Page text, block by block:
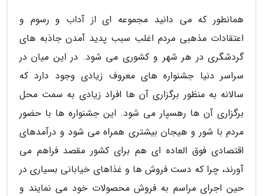
همانطور که می دانید مجموعه ای از آداب و رسوم و
اعتقادات مذهبی مردم اغلب سبب پدید آمدن جاذبه های
گردشگری در هر شهر و کشوری می شود. در این میان در
سراسر دنیا جشنواره های معروف زیادی وجود دارد که
سالانه به منظور برگزاری آن ها افراد زیادی به سمت محل
برگزاری آن ها رهسپار می شود. این جشنواره ها با حضور
مردم با شور و هیجان بیشتری همراه می شود و درآمدهای
اقتصادی فوق العاده ای هم برای کشور مقصد فراهم می
آورند، چرا که دست فروش ها و غذاهای خیابانی بسیاری در
حین اجرای مراسم به فروش محصولات خود می نمایند و